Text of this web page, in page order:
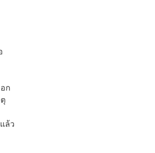
ก
ล้ว